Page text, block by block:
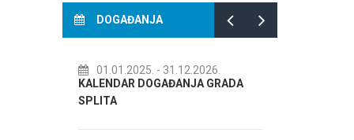
DOGAĐANJA
- 31.12.2026.
DOGAĐANJA GRADA
14.07.2026.
72. SPLITSKO LJETO